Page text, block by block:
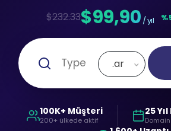
$232.33$99,90 / yıl
.ar
100K+ Müşteri
200+ ülkede aktif
25